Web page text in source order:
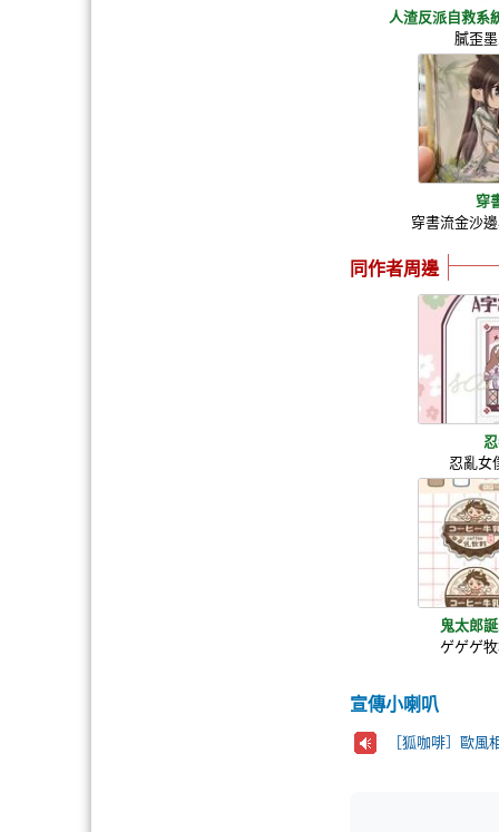
人渣反派自救系
膩歪
穿
穿書流金沙
同作者周邊
忍亂女
鬼太郎
ゲゲゲ
宣傳小喇叭
［狐咖啡］歐